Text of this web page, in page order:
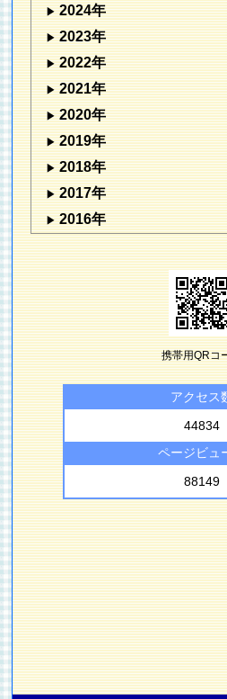
2024年
2023年
2022年
2021年
2020年
2019年
2018年
2017年
2016年
携帯用QRコ
アクセス
44834
ページビュ
88149